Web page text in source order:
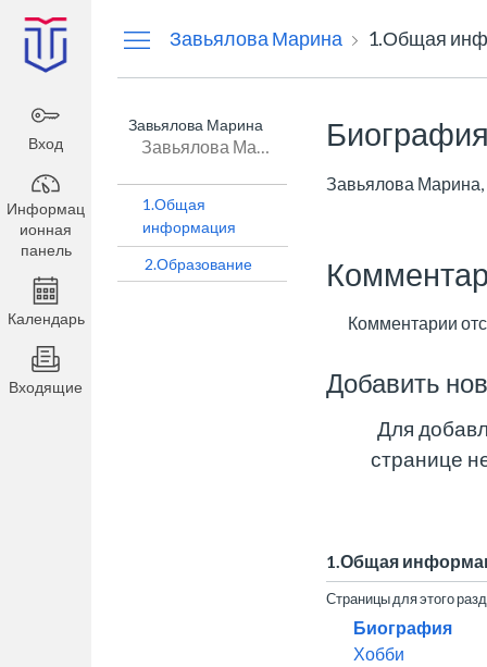
панель
Вход
Информац
ионная
панель
Календарь
Входящие
Завьялова Марина 1.Общая
Завьялова Марина
Завьялова Марина Анатольевна
1.Общая
информация
2.Образование
Завьялова
Комментарии
Добавить
Для
странице
1.Общая
Страницы для этого
Биография
Хобби